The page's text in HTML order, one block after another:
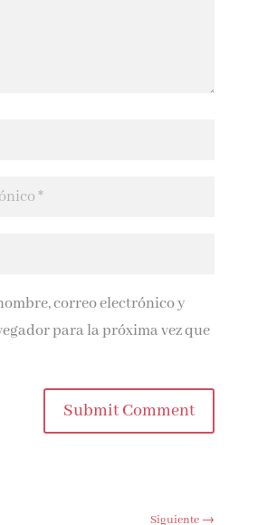
correo electrónico y
para la próxima vez que
Submit Comment
Siguiente→